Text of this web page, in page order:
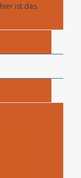
ist das